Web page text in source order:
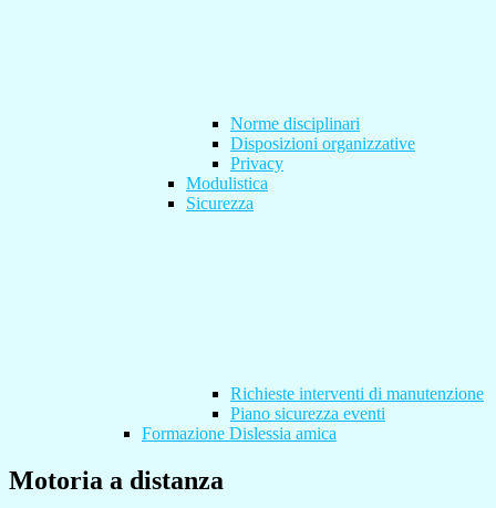
Norme disciplinari
Disposizioni organizzative
Privacy
Modulistica
Sicurezza
Richieste interventi di manutenzione
Piano sicurezza eventi
Formazione Dislessia amica
Motoria a distanza